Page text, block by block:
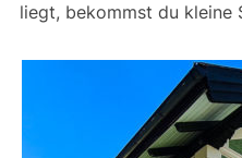
liegt, bekommst du kleine